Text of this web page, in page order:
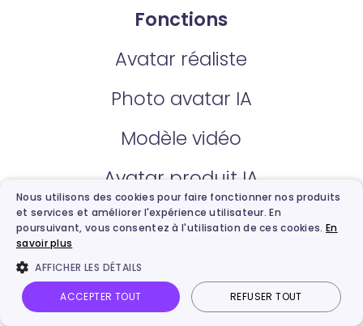
Fonctions
Avatar réaliste
Photo avatar IA
Modèle vidéo
Avatar produit IA
Générateur vidéo IA gratuit
Avatar personnalisé IA
Montage vidéo IA
Nous utilisons des cookies pour faire fonctionner nos produits
et services et améliorer l'expérience utilisateur. En
poursuivant, vous consentez à l'utilisation de ces cookies. En
savoir plus
AFFICHER LES DÉTAILS
ACCEPTER TOUT REFUSER TOUT